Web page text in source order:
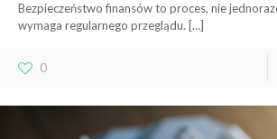
Bezpieczeństwo finansów to proces, nie
wymaga regularnego przeglądu. […]
0